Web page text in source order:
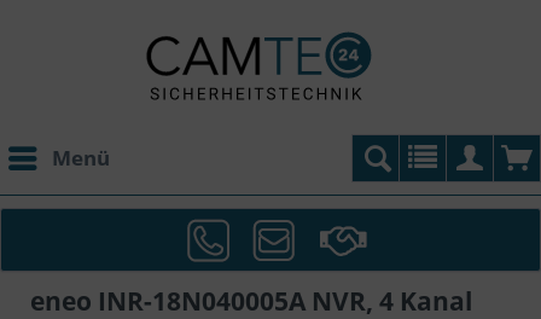
Menü
eneo INR-18N040005A NVR, 4 Kanal